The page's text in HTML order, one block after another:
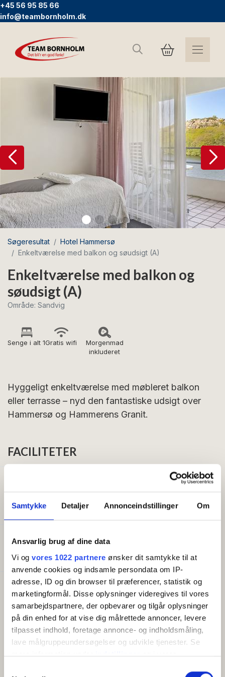
Samtykke Detaljer Annonceindstillinger Om
Ansvarlig brug af dine data
Vi og vores 1022 partnere ønsker dit samtykke til at
anvende cookies og indsamle persondata om IP-
adresse, ID og din browser til præferencer, statistik og
marketingformål. Disse oplysninger videregives til vores
samarbejdspartnere, der opbevarer og tilgår oplysninger
på din enhed for at vise dig målrettede annoncer, levere
tilpasset indhold, foretage annonce- og indholdsmåling,
lave målgruppeundersøgelser og udvikle tjenester. Se
mere information underindstillingerog i vores
+45 56 95 85 66
info@teambornholm.dk
Søg
Søgeresultat
Hotel Hammersø
Enkeltværelse med balkon og søudsigt (A)
Enkeltværelse med balkon og
søudsigt (A)
Område: Sandvig
Senge i alt 1Gratis wifi
Morgenmad
inkluderet
Hyggeligt enkeltværelse med møbleret balkon
eller terrasse – nyd den fantastiske udsigt over
Hammersø og Hammerens Granit.
FACILITETER
Størrelse (m²): 15
Godt at vide
Morgenmad inkluderet
Faciliteter
Gratis wifi
Altan/terrasse
TV
Køleskab